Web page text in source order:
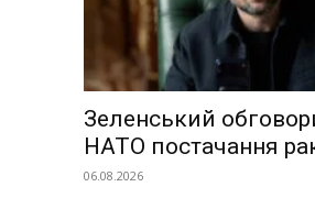
Зеленський
НАТО постачання
06.08.2026